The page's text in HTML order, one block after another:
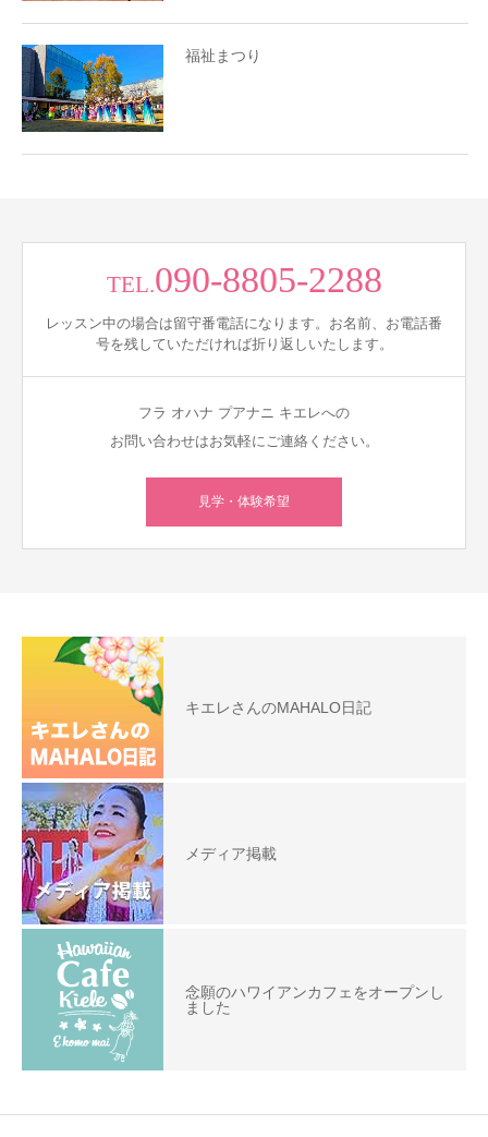
福祉まつり
TEL.090-8805-2288
レッスン中の場合は留守番電話になります。お名前、お電話番
号を残していただければ折り返しいたします。
フラ オハナ プアナニ キエレへの
お問い合わせはお気軽にご連絡ください。
見学・体験希望
キエレさんのMAHALO日記
メディア掲載
念願のハワイアンカフェをオープンし
ました